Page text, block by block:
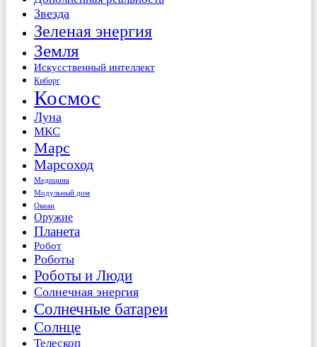
Звезда
Зеленая энергия
Земля
Искусственный интеллект
Киборг
Космос
Луна
МКС
Марс
Марсоход
Медицина
Модульный дом
Океан
Оружие
Планета
Робот
Роботы
Роботы и Люди
Солнечная энергия
Солнечные батареи
Солнце
Телескоп